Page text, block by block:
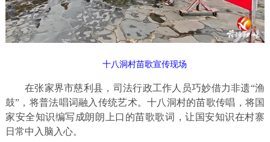
十八洞村苗歌宣传现场
在张家界市慈利县，司法行政工作人员巧妙借力非遗“渔
鼓”，将普法唱词融入传统艺术。十八洞村的苗歌传唱，将国
家安全知识编写成朗朗上口的苗歌歌词，让国安知识在村寨
日常中入脑入心。